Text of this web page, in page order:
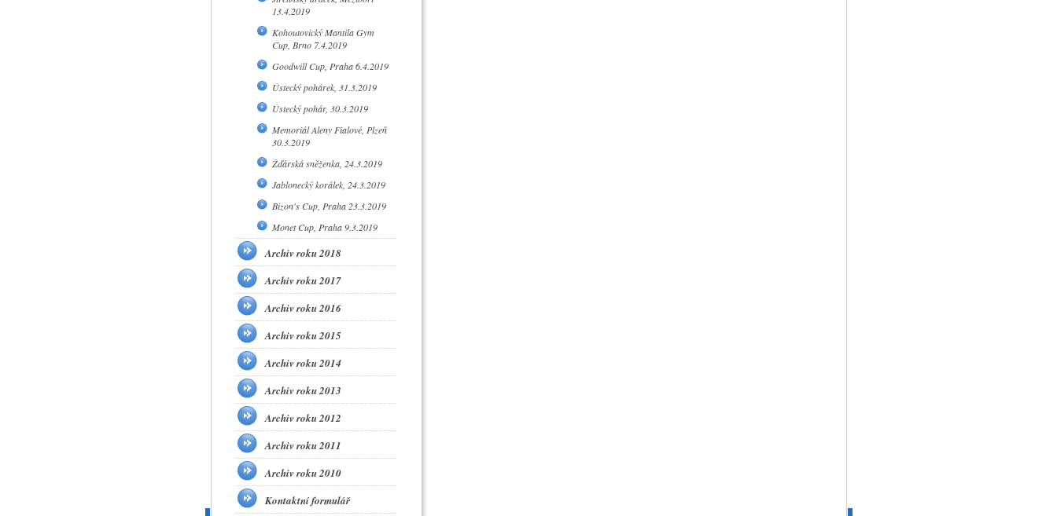
13.4.2019
Kohoutovický Mantila Gym
Cup, Brno 7.4.2019
Goodwill Cup, Praha 6.4.2019
Ústecký pohárek, 31.3.2019
Ústecký pohár, 30.3.2019
Memoriál Aleny Fialové, Plzeň
30.3.2019
Žďárská sněženka, 24.3.2019
Jablonecký korálek, 24.3.2019
Bizon's Cup, Praha 23.3.2019
Monet Cup, Praha 9.3.2019
Archiv roku 2018
Archiv roku 2017
Archiv roku 2016
Archiv roku 2015
Archiv roku 2014
Archiv roku 2013
Archiv roku 2012
Archiv roku 2011
Archiv roku 2010
Kontaktní formulář